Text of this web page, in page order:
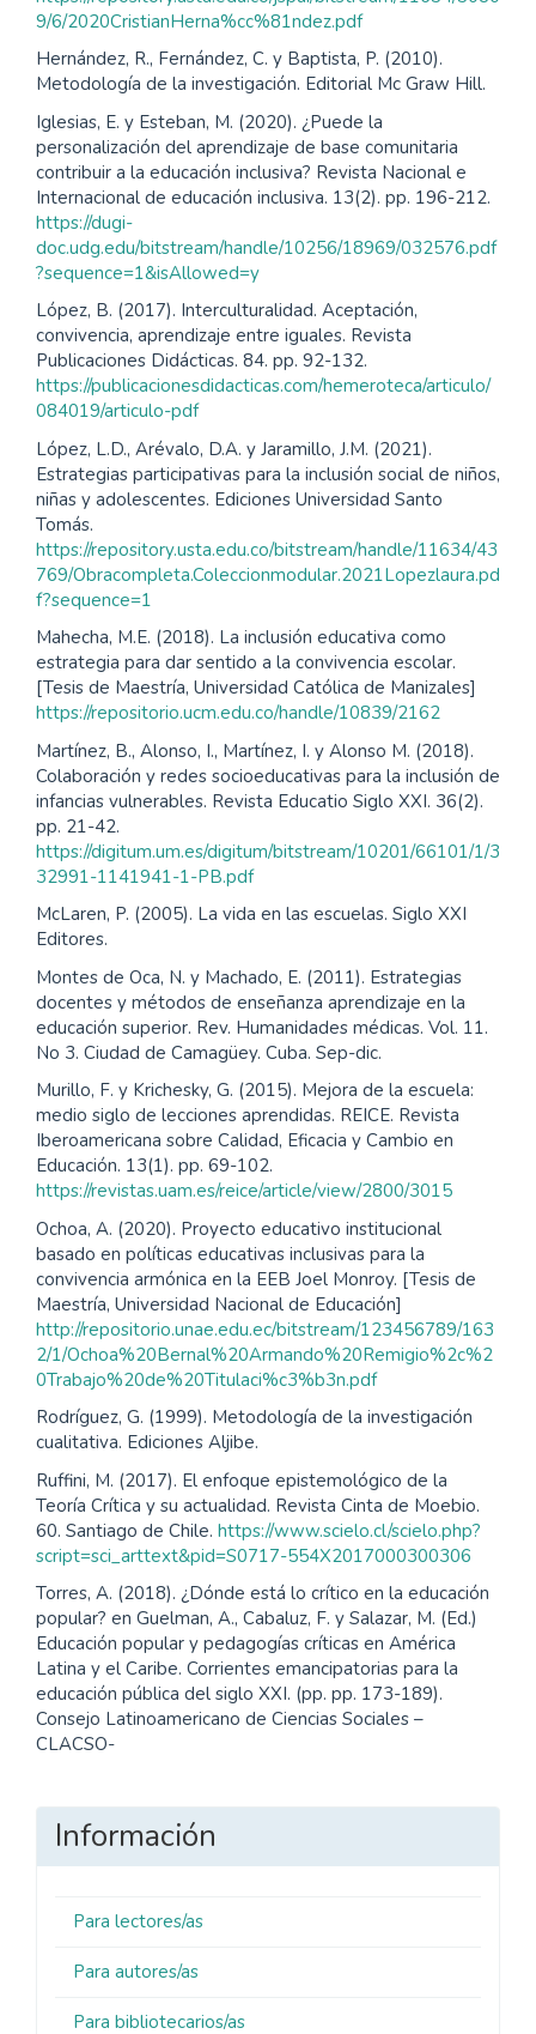
9/6/2020CristianHerna%cc%81ndez.pdf
Hernández, R., Fernández, C. y Baptista, P. (2010).
Metodología de la investigación. Editorial Mc Graw Hill.
Iglesias, E. y Esteban, M. (2020). ¿Puede la
personalización del aprendizaje de base comunitaria
contribuir a la educación inclusiva? Revista Nacional e
Internacional de educación inclusiva. 13(2). pp. 196-212.
https://dugi-
doc.udg.edu/bitstream/handle/10256/18969/032576.pdf
?sequence=1&isAllowed=y
López, B. (2017). Interculturalidad. Aceptación,
convivencia, aprendizaje entre iguales. Revista
Publicaciones Didácticas. 84. pp. 92-132.
https://publicacionesdidacticas.com/hemeroteca/articulo/
084019/articulo-pdf
López, L.D., Arévalo, D.A. y Jaramillo, J.M. (2021).
Estrategias participativas para la inclusión social de niños,
niñas y adolescentes. Ediciones Universidad Santo
Tomás.
https://repository.usta.edu.co/bitstream/handle/11634/43
769/Obracompleta.Coleccionmodular.2021Lopezlaura.pd
f?sequence=1
Mahecha, M.E. (2018). La inclusión educativa como
estrategia para dar sentido a la convivencia escolar.
[Tesis de Maestría, Universidad Católica de Manizales]
https://repositorio.ucm.edu.co/handle/10839/2162
Martínez, B., Alonso, I., Martínez, I. y Alonso M. (2018).
Colaboración y redes socioeducativas para la inclusión de
infancias vulnerables. Revista Educatio Siglo XXI. 36(2).
pp. 21-42.
https://digitum.um.es/digitum/bitstream/10201/66101/1/3
32991-1141941-1-PB.pdf
McLaren, P. (2005). La vida en las escuelas. Siglo XXI
Editores.
Montes de Oca, N. y Machado, E. (2011). Estrategias
docentes y métodos de enseñanza aprendizaje en la
educación superior. Rev. Humanidades médicas. Vol. 11.
No 3. Ciudad de Camagüey. Cuba. Sep-dic.
Murillo, F. y Krichesky, G. (2015). Mejora de la escuela:
medio siglo de lecciones aprendidas. REICE. Revista
Iberoamericana sobre Calidad, Eficacia y Cambio en
Educación. 13(1). pp. 69-102.
https://revistas.uam.es/reice/article/view/2800/3015
Ochoa, A. (2020). Proyecto educativo institucional
basado en políticas educativas inclusivas para la
convivencia armónica en la EEB Joel Monroy. [Tesis de
Maestría, Universidad Nacional de Educación]
http://repositorio.unae.edu.ec/bitstream/123456789/163
2/1/Ochoa%20Bernal%20Armando%20Remigio%2c%2
0Trabajo%20de%20Titulaci%c3%b3n.pdf
Rodríguez, G. (1999). Metodología de la investigación
cualitativa. Ediciones Aljibe.
Ruffini, M. (2017). El enfoque epistemológico de la
Teoría Crítica y su actualidad. Revista Cinta de Moebio.
60. Santiago de Chile. https://www.scielo.cl/scielo.php?
script=sci_arttext&pid=S0717-554X2017000300306
Torres, A. (2018). ¿Dónde está lo crítico en la educación
popular? en Guelman, A., Cabaluz, F. y Salazar, M. (Ed.)
Educación popular y pedagogías críticas en América
Latina y el Caribe. Corrientes emancipatorias para la
educación pública del siglo XXI. (pp. pp. 173-189).
Consejo Latinoamericano de Ciencias Sociales –
CLACSO-
Información
Para lectores/as
Para autores/as
Para bibliotecarios/as